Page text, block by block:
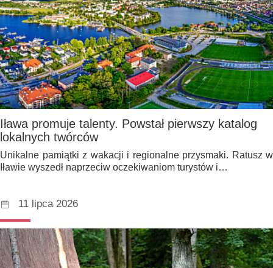
Iława promuje talenty. Powstał pierwszy katalog
lokalnych twórców
Unikalne pamiątki z wakacji i regionalne przysmaki. Ratusz w
Iławie wyszedł naprzeciw oczekiwaniom turystów i…
11 lipca 2026